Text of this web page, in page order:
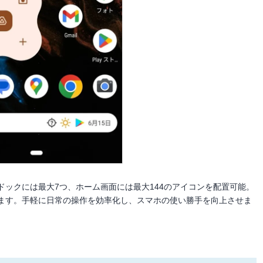
ックには最大7つ、ホーム画面には最大144のアイコンを配置可能。
。手軽に日常の操作を効率化し、スマホの使い勝手を向上させま